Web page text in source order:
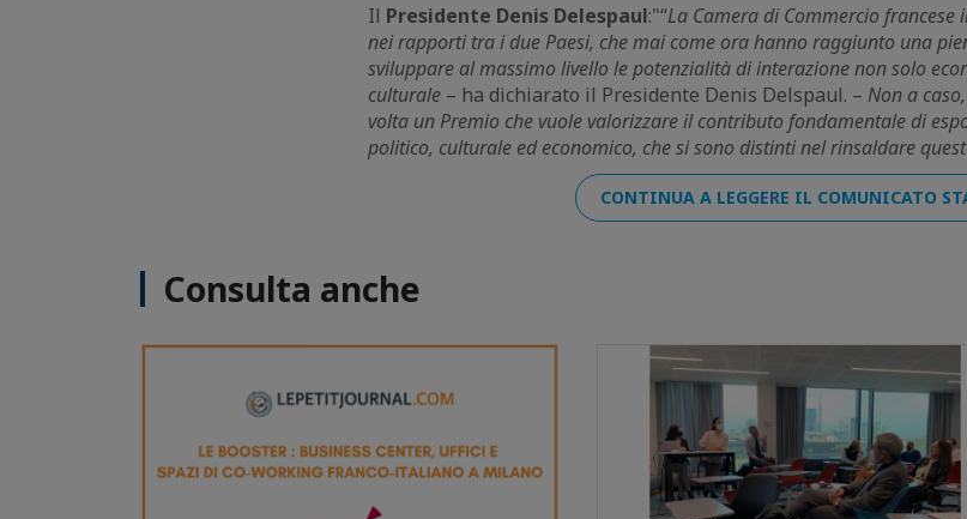
Il Presidente Denis Delespaul:"“La Camera di Commercio
nei rapporti tra i due Paesi, che mai come ora hanno raggiunto una
sviluppare al massimo livello le potenzialità di interazione non solo
culturale – ha dichiarato il Presidente Denis Delspaul. – Non a
volta un Premio che vuole valorizzare il contributo fondamentale di
politico, culturale ed economico, che si sono distinti nel rinsaldare
CONTINUA A LEGGERE IL COMUNICATO
Consulta anche